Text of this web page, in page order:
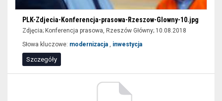
PLK-Zdjecia-Konferencja-prasowa-Rzeszow-Glowny-10.jpg
Zdjęcia; Konferencja prasowa, Rzeszów Główny; 10.08.2018
Słowa kluczowe: modernizacja , inwestycja
Szczegóły
Wrocław
Główny,